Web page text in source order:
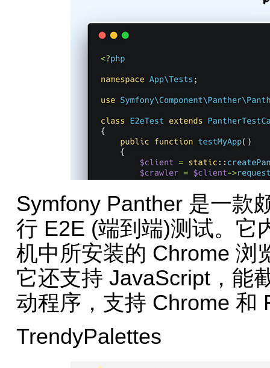
Symfony Panther 是一款
行 E2E (端到端)测试。它
机中所安装的 Chrome 浏
它还支持 JavaScript，能
动程序，支持 Chrome 和
TrendyPalettes